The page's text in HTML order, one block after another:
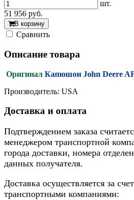
шт.
51 956 руб.
В корзину
Cравнить
Описание товара
Оригинал Капюшон John Deere
Производитель: USA
Доставка и оплата
Подтверждением заказа
менеджером транспортной
города доставки, номера
данных получателя.
Доставка осуществляется за
транспортными компаниями: